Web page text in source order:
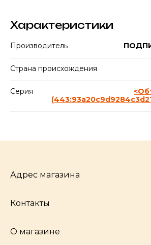
Характеристики
Производитель
Страна происхождения
Серия
Адрес магазина
Челябинск,
Контакты
pocherkartshop@mail.ru
О магазине